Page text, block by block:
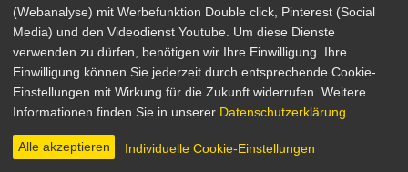
(Webanalyse) mit Werbefunktion Double click, Pinterest (Social
Media) und den Videodienst Youtube. Um diese Dienste
verwenden zu dürfen, benötigen wir Ihre Einwilligung. Ihre
Einwilligung können Sie jederzeit durch entsprechende Cookie-
Einstellungen mit Wirkung für die Zukunft widerrufen. Weitere
Informationen finden Sie in unserer Datenschutzerklärung
Alle akzeptieren Individuelle Cookie-Einstellungen